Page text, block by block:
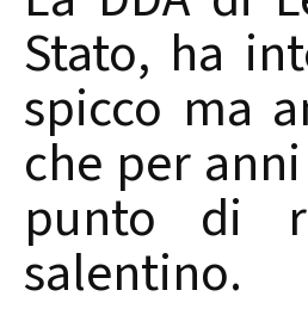
Stato, ha
spicco ma
che per
punto di
salentino.